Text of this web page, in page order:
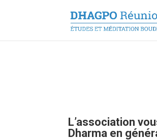
L’association
Dharma en